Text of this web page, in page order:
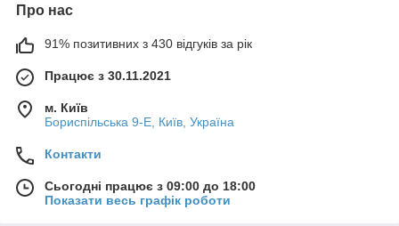
Про нас
91% позитивних з 430 відгуків за рік
Працює з 30.11.2021
м. Київ
Бориспільська 9-Е, Київ, Україна
Контакти
Сьогодні працює з 09:00 до 18:00
Показати весь графік роботи